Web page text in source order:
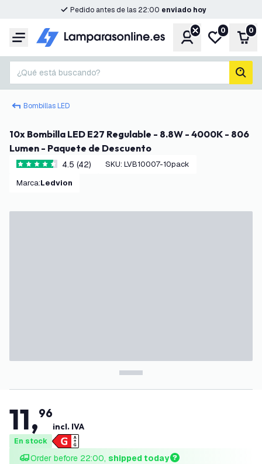
Pedido antes de las 22:00 enviado hoy
Menú CuentaMi lista de
0 0
¿Qué está buscando?
Bombillas LED
10x Bombilla LED E27 Regulable - 8.8W - 4000K - 806
Lumen - Paquete de Descuento
4.5 estrellas de puntuación
4.5 (42) SKU: LVB10007-10pack
Marca: Ledvion
11,96
incl. IVA
En stock
Order before 22:00, shipped today